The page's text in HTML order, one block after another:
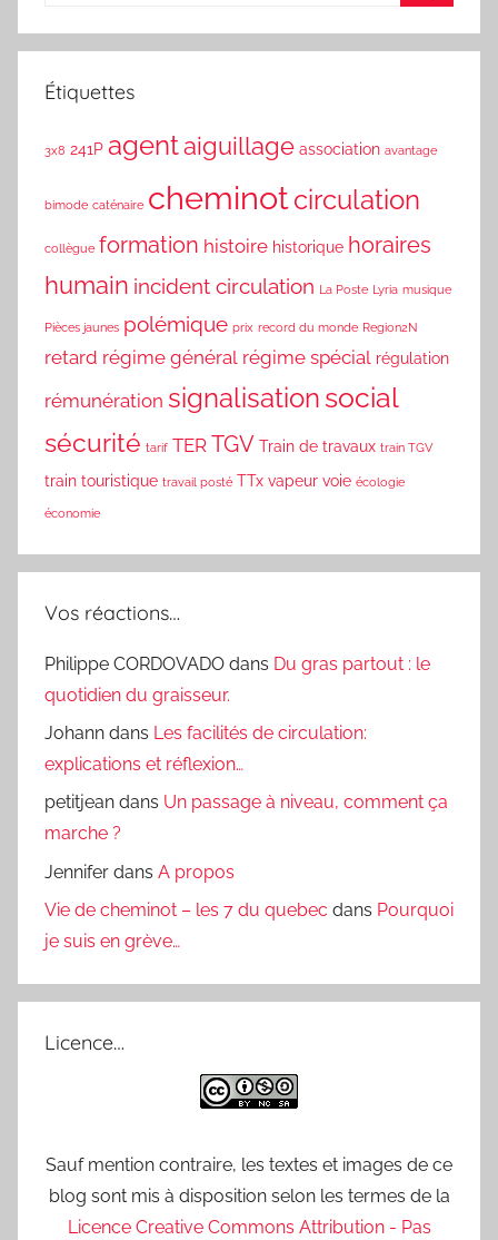
Étiquettes
3x8 241P agentaiguillage association avantage
bimode caténaire cheminotcirculation
collègue formation histoire historique horaires
humain incident circulation La Poste Lyria musique
Pièces jaunes polémique prix record du monde Region2N
retard régime général régime spécial régulation
rémunération signalisation social
sécurité tarif TER TGV Train de travaux train TGV
train touristique travail posté TTx vapeur voie écologie
économie
Vos réactions…
Philippe CORDOVADO dans Du gras partout : le
quotidien du graisseur.
Johann dans Les facilités de circulation:
explications et réflexion…
petitjean dans Un passage à niveau, comment ça
marche ?
Jennifer dans A propos
Vie de cheminot – les 7 du quebec dans Pourquoi
je suis en grève…
Licence…
Sauf mention contraire, les textes et images de ce
blog sont mis à disposition selon les termes de la
Licence Creative Commons Attribution - Pas